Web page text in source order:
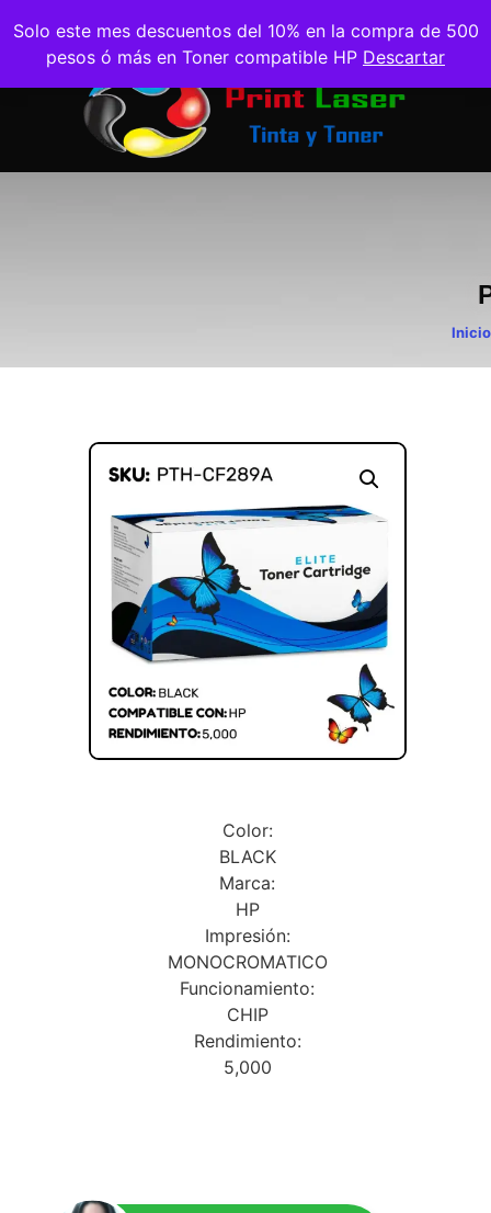
Solo este mes descuentos del 10% en la compra de 500
pesos ó más en Toner compatible HP Descartar
Inicio
Color:
BLACK
Marca:
HP
Impresión:
MONOCROMATICO
Funcionamiento:
CHIP
Rendimiento:
5,000